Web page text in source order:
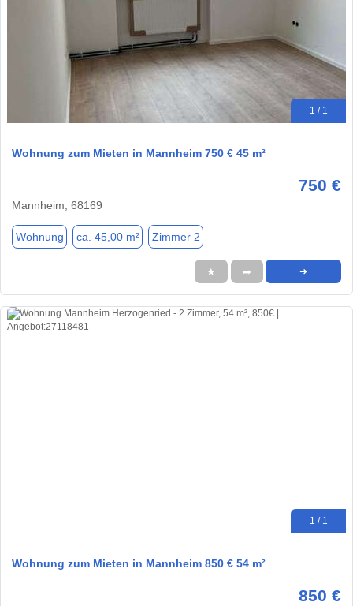
1 / 1
Wohnung zum Mieten in Mannheim 750 € 45 m²
750 €
Mannheim, 68169
Wohnung ca. 45,00 m² Zimmer 2
★ ➦ ➜
1 / 1
Wohnung zum Mieten in Mannheim 850 € 54 m²
850 €